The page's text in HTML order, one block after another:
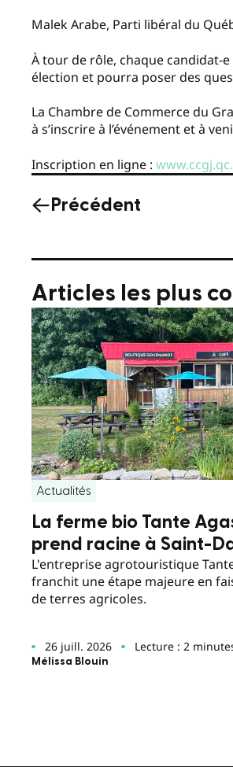
Malek Arabe, Parti libéral du
À tour de rôle, chaque candidat-
élection et pourra poser des
La Chambre de Commerce du
à s’inscrire à l’événement et à
Inscription en ligne :
Précédent
Articles les plus
Actualités
La ferme bio Tante
prend racine à Saint-
L'entreprise agrotouristique
franchit une étape majeure en
de terres agricoles.
26 juill. 2026 Lecture : 2
Mélissa Blouin